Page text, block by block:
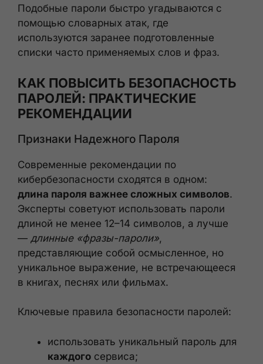
Подобные пароли быстро угадываются с
помощью словарных атак, где
используются заранее подготовленные
списки часто применяемых слов и фраз.
КАК ПОВЫСИТЬ БЕЗОПАСНОСТЬ
ПАРОЛЕЙ: ПРАКТИЧЕСКИЕ
РЕКОМЕНДАЦИИ
Признаки Надежного Пароля
Современные рекомендации по
кибербезопасности сходятся в одном:
длина пароля важнее сложных символов.
Эксперты советуют использовать пароли
длиной не менее 12–14 символов, а лучше
— длинные «фразы-пароли»,
представляющие собой осмысленное, но
уникальное выражение, не встречающееся
в книгах, песнях или фильмах.
Ключевые правила безопасности паролей:
использовать уникальный пароль для
каждого сервиса;